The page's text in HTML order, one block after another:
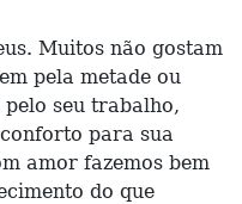
Muitos não gostam
pela metade ou
seu trabalho,
para sua
amor fazemos bem
do que